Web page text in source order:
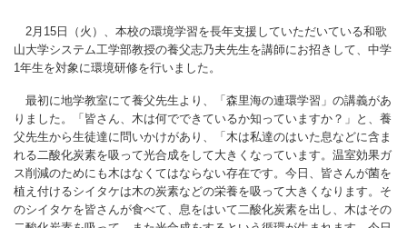
2月15日（火）、本校の環境学習を長年支援していただいている和歌
山大学システム工学部教授の養父志乃夫先生を講師にお招きして、中学
1年生を対象に環境研修を行いました。
最初に地学教室にて養父先生より、「森里海の連環学習」の講義があ
りました。「皆さん、木は何でできているか知っていますか？」と、養
父先生から生徒達に問いかけがあり、「木は私達のはいた息などに含ま
れる二酸化炭素を吸って光合成をして大きくなっています。温室効果ガ
ス削減のためにも木はなくてはならない存在です。今日、皆さんが菌を
植え付けるシイタケは木の炭素などの栄養を吸って大きくなります。そ
のシイタケを皆さんが食べて、息をはいて二酸化炭素を出し、木はその